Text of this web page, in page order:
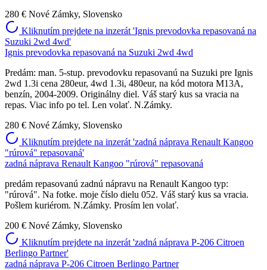
280 € Nové Zámky, Slovensko
Kliknutím prejdete na inzerát 'Ignis prevodovka repasovaná na
Suzuki 2wd 4wd'
Ignis prevodovka repasovaná na Suzuki 2wd 4wd
Predám: man. 5-stup. prevodovku repasovanú na Suzuki pre Ignis
2wd 1.3i cena 280eur, 4wd 1.3i, 480eur, na kód motora M13A,
benzín, 2004-2009. Originálny diel. Váš starý kus sa vracia na
repas. Viac info po tel. Len volať. N.Zámky.
280 € Nové Zámky, Slovensko
Kliknutím prejdete na inzerát 'zadná náprava Renault Kangoo
"rúrová" repasovaná'
zadná náprava Renault Kangoo "rúrová" repasovaná
predám repasovanú zadnú nápravu na Renault Kangoo typ:
"rúrová". Na fotke. moje číslo dielu 052. Váš starý kus sa vracia.
Pošlem kuriérom. N.Zámky. Prosím len volať.
200 € Nové Zámky, Slovensko
Kliknutím prejdete na inzerát 'zadná náprava P-206 Citroen
Berlingo Partner'
zadná náprava P-206 Citroen Berlingo Partner